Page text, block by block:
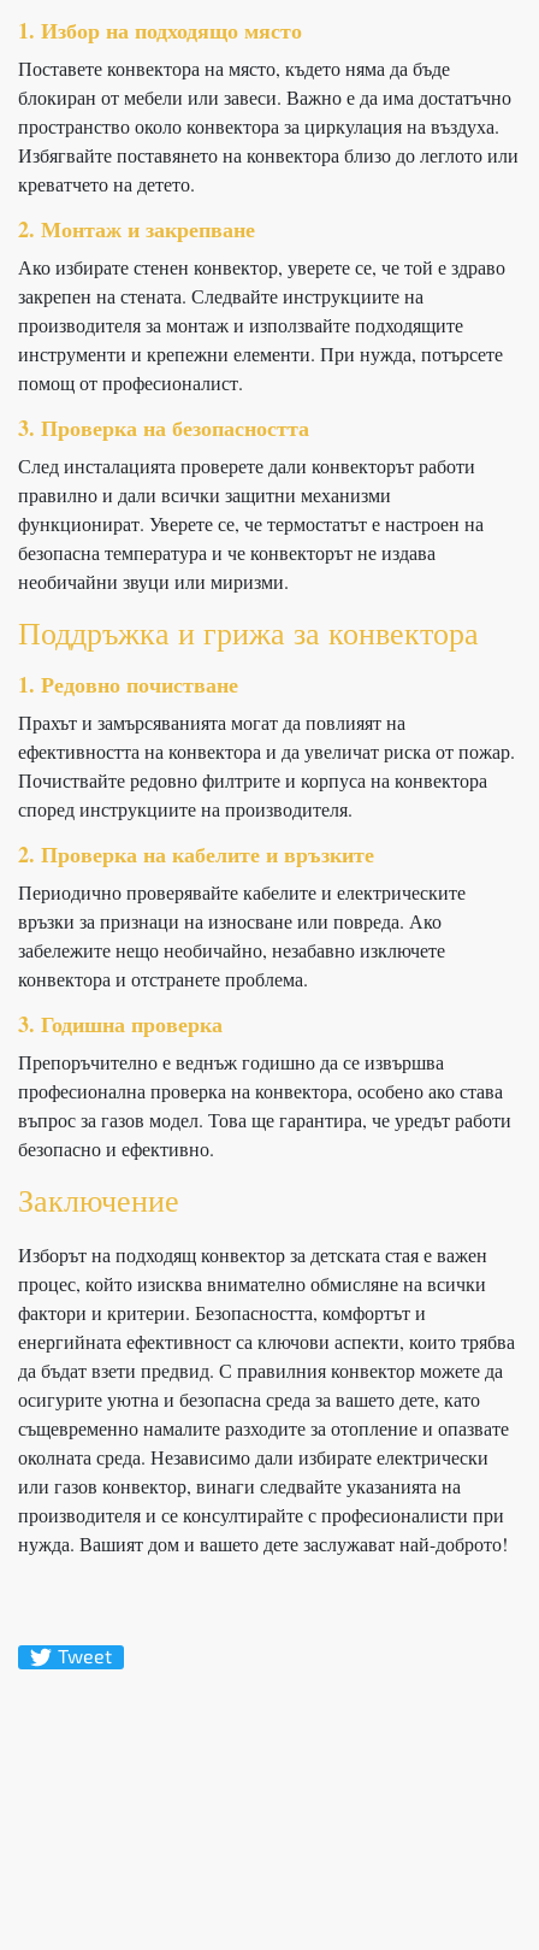
1. Избор на подходящо място
Поставете конвектора на място, където няма да бъде
блокиран от мебели или завеси. Важно е да има достатъчно
пространство около конвектора за циркулация на въздуха.
Избягвайте поставянето на конвектора близо до леглото или
креватчето на детето.
2. Монтаж и закрепване
Ако избирате стенен конвектор, уверете се, че той е здраво
закрепен на стената. Следвайте инструкциите на
производителя за монтаж и използвайте подходящите
инструменти и крепежни елементи. При нужда, потърсете
помощ от професионалист.
3. Проверка на безопасността
След инсталацията проверете дали конвекторът работи
правилно и дали всички защитни механизми
функционират. Уверете се, че термостатът е настроен на
безопасна температура и че конвекторът не издава
необичайни звуци или миризми.
Поддръжка и грижа за конвектора
1. Редовно почистване
Прахът и замърсяванията могат да повлияят на
ефективността на конвектора и да увеличат риска от пожар.
Почиствайте редовно филтрите и корпуса на конвектора
според инструкциите на производителя.
2. Проверка на кабелите и връзките
Периодично проверявайте кабелите и електрическите
връзки за признаци на износване или повреда. Ако
забележите нещо необичайно, незабавно изключете
конвектора и отстранете проблема.
3. Годишна проверка
Препоръчително е веднъж годишно да се извършва
професионална проверка на конвектора, особено ако става
въпрос за газов модел. Това ще гарантира, че уредът работи
безопасно и ефективно.
Заключение
Изборът на подходящ конвектор за детската стая е важен
процес, който изисква внимателно обмисляне на всички
фактори и критерии. Безопасността, комфортът и
енергийната ефективност са ключови аспекти, които трябва
да бъдат взети предвид. С правилния конвектор можете да
осигурите уютна и безопасна среда за вашето дете, като
същевременно намалите разходите за отопление и опазвате
околната среда. Независимо дали избирате електрически
или газов конвектор, винаги следвайте указанията на
производителя и се консултирайте с професионалисти при
нужда. Вашият дом и вашето дете заслужават най-доброто!
Tweet